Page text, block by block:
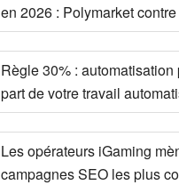
en 2026 : Polymarket
Règle 30% :
part de votre travail
Les opérateurs iGaming
campagnes SEO les plus